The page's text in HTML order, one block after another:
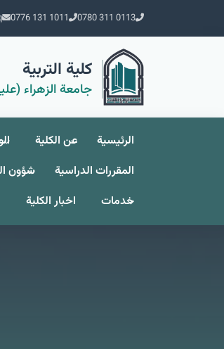
0780 311 0113
0776 131 1011
كلية التربية
جامعة الزهراء
الرئيسية عن الکلیة
المقررات الدراسية
شؤون
خدمات
اخبار الكلية